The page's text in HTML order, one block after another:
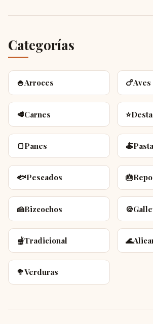
Categorías
🍚Arroces 🍗Aves
🥩Carnes ⭐
🍞Panes 🍝
🐟Pescados 🎂
🍰Bizcochos 🍪
🫕Tradicional 🌊
🥦Verduras